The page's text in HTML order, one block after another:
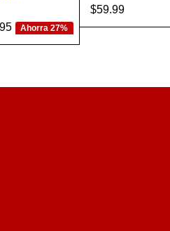
Ahorra 27%
VISTA
$59.99
AÑADIR AL CA